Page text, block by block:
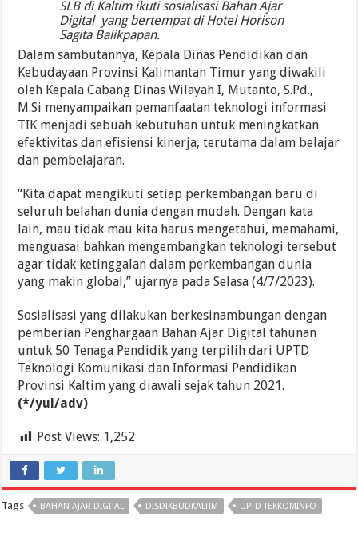
SLB di Kaltim ikuti sosialisasi Bahan Ajar
Digital yang bertempat di Hotel Horison
Sagita Balikpapan.
Dalam sambutannya, Kepala Dinas Pendidikan dan
Kebudayaan Provinsi Kalimantan Timur yang diwakili
oleh Kepala Cabang Dinas Wilayah I, Mutanto, S.Pd.,
M.Si menyampaikan pemanfaatan teknologi informasi
TIK menjadi sebuah kebutuhan untuk meningkatkan
efektivitas dan efisiensi kinerja, terutama dalam belajar
dan pembelajaran.
“Kita dapat mengikuti setiap perkembangan baru di
seluruh belahan dunia dengan mudah. Dengan kata
lain, mau tidak mau kita harus mengetahui, memahami,
menguasai bahkan mengembangkan teknologi tersebut
agar tidak ketinggalan dalam perkembangan dunia
yang makin global,” ujarnya pada Selasa (4/7/2023).
Sosialisasi yang dilakukan berkesinambungan dengan
pemberian Penghargaan Bahan Ajar Digital tahunan
untuk 50 Tenaga Pendidik yang terpilih dari UPTD
Teknologi Komunikasi dan Informasi Pendidikan
Provinsi Kaltim yang diawali sejak tahun 2021.
(*/yul/adv)
Post Views: 1,252
Tags BAHAN AJAR DIGITAL DISDIKBUDKALTIM UPTD TEKKOMINFO